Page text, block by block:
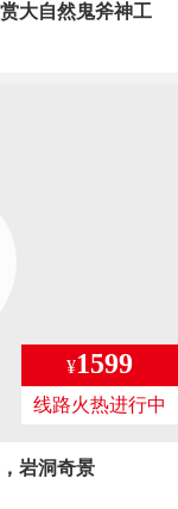
大自然鬼斧神工
¥1599
线路火热进行中
岩洞奇景